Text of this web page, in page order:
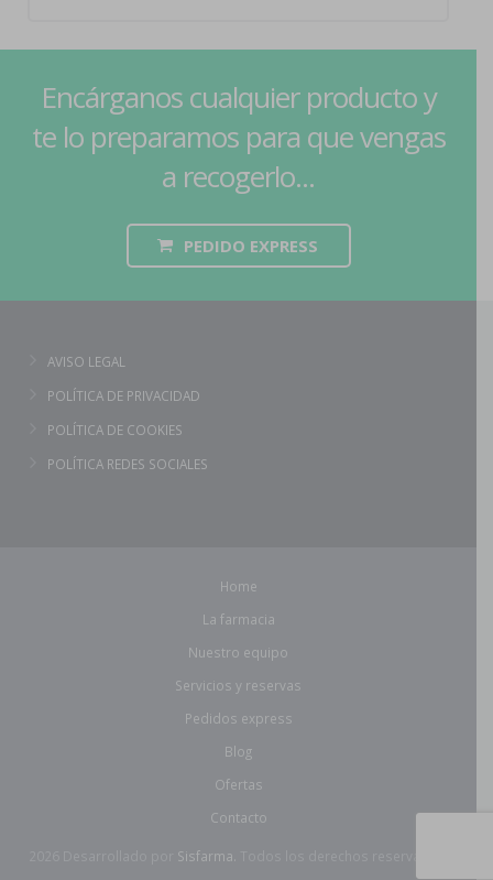
Encárganos cualquier producto y
te lo preparamos para que vengas
a recogerlo...
PEDIDO EXPRESS
AVISO LEGAL
POLÍTICA DE PRIVACIDAD
POLÍTICA DE COOKIES
POLÍTICA REDES SOCIALES
Home
La farmacia
Nuestro equipo
Servicios y reservas
Pedidos express
Blog
Ofertas
Contacto
Sisfarma.